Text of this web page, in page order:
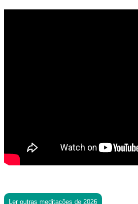
Ler outras meditações de 2026